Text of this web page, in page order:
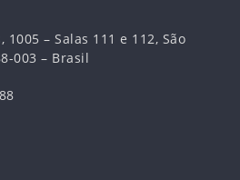
– Salas 111 e 112, São
003 – Brasil